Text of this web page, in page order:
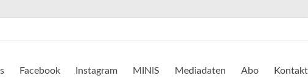
Facebook Instagram MINIS Mediadaten Abo Kontakt